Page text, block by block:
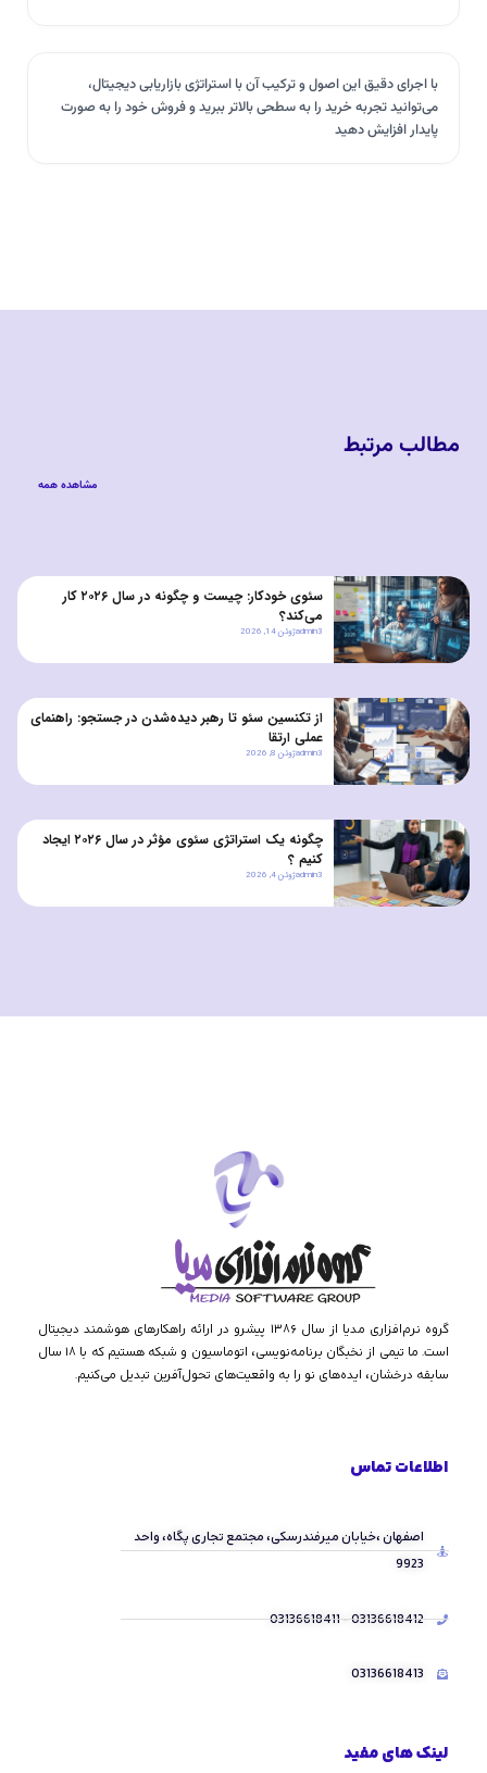
با اجرای دقیق این اصول و ترکیب آن با استراتژی بازاریابی دیجیتال،
می‌توانید تجربه خرید را به سطحی بالاتر ببرید و فروش خود را به صورت
پایدار افزایش دهید
مطالب مرتبط
مشاهده همه
سئوی خودکار: چیست و چگونه در سال ۲۰۲۶ کار
می‌کند؟
admin3ژوئن 14, 2026
از تکنسین سئو تا رهبر دیده‌شدن در جستجو: راهنمای
عملی ارتقا
admin3ژوئن 8, 2026
چگونه یک استراتژی سئوی مؤثر در سال ۲۰۲۶ ایجاد
کنیم ؟
admin3ژوئن 4, 2026
گروه نرم‌افزاری مدیا از سال ۱۳۸۶ پیشرو در ارائه راهکارهای هوشمند دیجیتال
است. ما تیمی از نخبگان برنامه‌نویسی، اتوماسیون و شبکه هستیم که با ۱۸ سال
سابقه درخشان، ایده‌های نو را به واقعیت‌های تحول‌آفرین تبدیل می‌کنیم.
اطلاعات تماس
اصفهان ،خیابان میرفندرسکی، مجتمع تجاری پگاه، واحد
9923
03136618412 - 03136618411
03136618413
لینک های مفید